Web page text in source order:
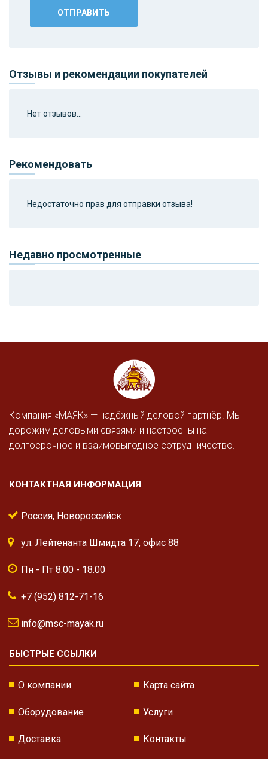
Отзывы и рекомендации покупателей
Нет отзывов...
Рекомендовать
Недостаточно прав для отправки отзыва!
Недавно просмотренные
Компания «МАЯК» — надёжный деловой партнёр. Мы
дорожим деловыми связями и настроены на
долгосрочное и взаимовыгодное сотрудничество.
КОНТАКТНАЯ ИНФОРМАЦИЯ
Россия, Новороссийск
ул. Лейтенанта Шмидта 17, офис 88
Пн - Пт 8.00 - 18.00
+7 (952) 812-71-16
info@msc-mayak.ru
БЫСТРЫЕ ССЫЛКИ
О компании Карта сайта
Оборудование Услуги
Доставка Контакты